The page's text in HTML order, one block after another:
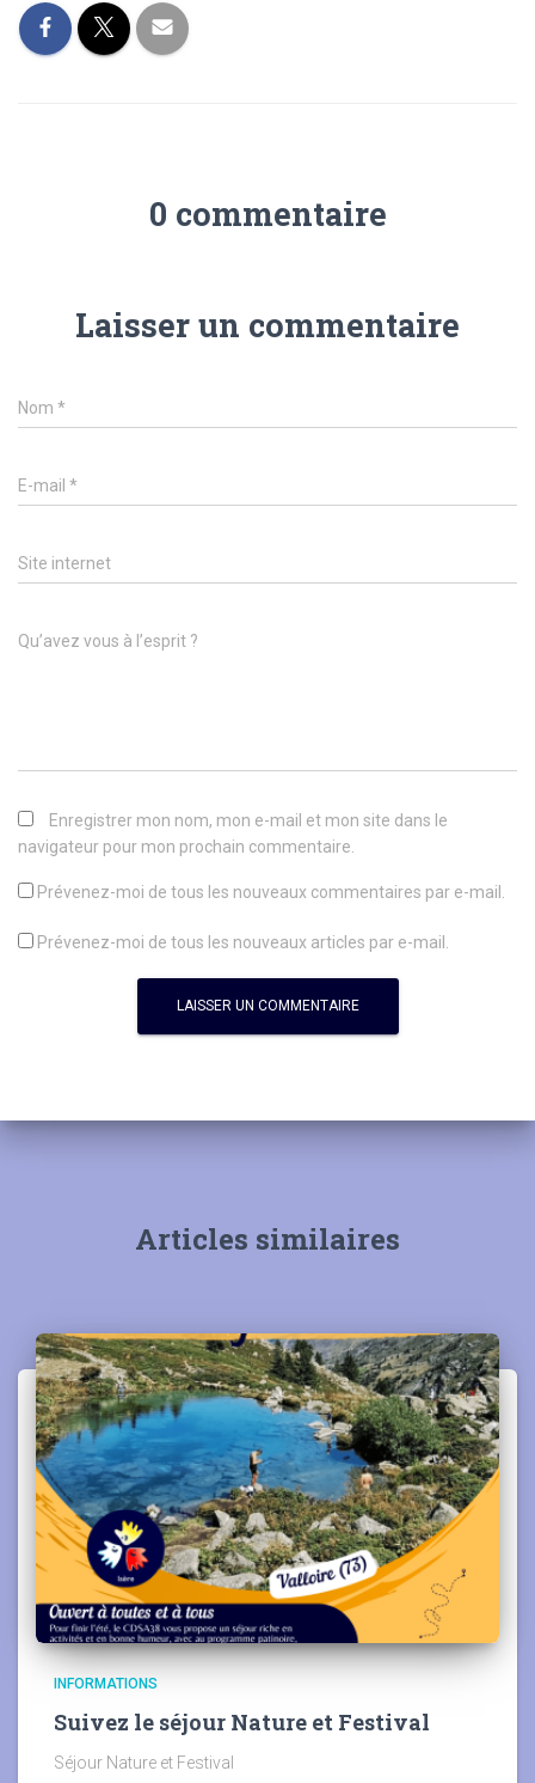
0 commentaire
Laisser un commentaire
Nom *
E-mail *
Site internet
Qu’avez vous à l’esprit ?
Enregistrer mon nom, mon e-mail et mon site dans le
navigateur pour mon prochain commentaire.
Prévenez-moi de tous les nouveaux commentaires par e-mail.
Prévenez-moi de tous les nouveaux articles par e-mail.
Articles similaires
INFORMATIONS
Suivez le séjour Nature et Festival
Séjour Nature et Festival